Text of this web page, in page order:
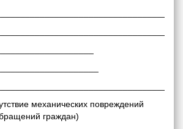
механических повреждений
граждан)